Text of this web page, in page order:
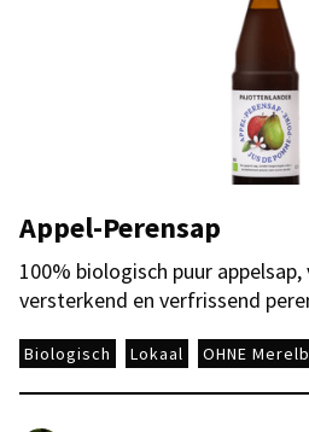
Appel-Perensap
100% biologisch puur
versterkend en verfrissend
Biologisch Lokaal OHNE